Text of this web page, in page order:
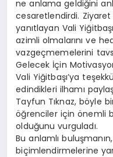
ne anlama geldiğini
cesaretlendirdi. Ziyaret
yanıtlayan Vali
azimli olmalarını ve
vazgeçmemelerini
Gelecek İçin
Vali Yiğitbaşı’ya
edindikleri ilhamı
Tayfun Tıknaz, böyle
öğrenciler için önemli
olduğunu vurguladı.
Bu anlamlı
biçimlendirmelerine